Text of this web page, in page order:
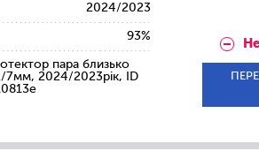
2024/2023
93%
пара близько
7мм, 2024/2023рік, ID